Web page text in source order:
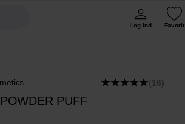
Log ind Favorit
(16)
PUFF